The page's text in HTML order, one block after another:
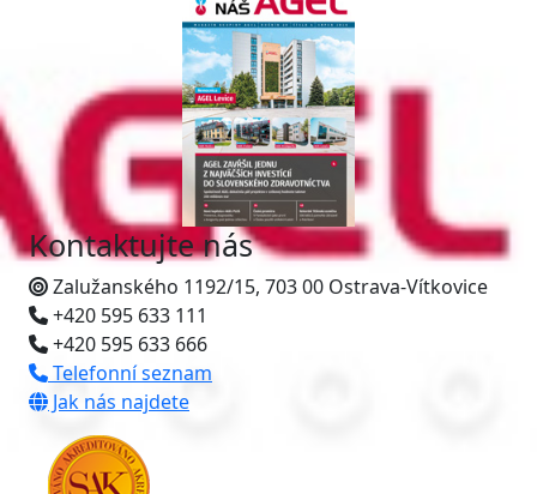
Kontaktujte nás
Zalužanského 1192/15, 703 00 Ostrava-Vítkovice
+420 595 633 111
+420 595 633 666
Telefonní seznam
Jak nás najdete